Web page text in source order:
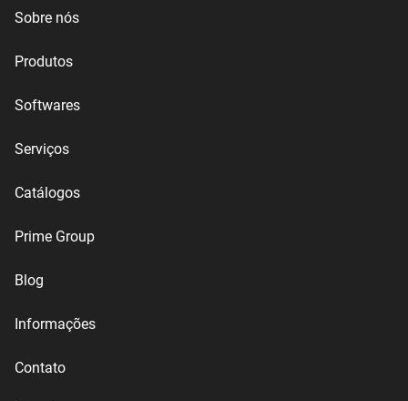
Sobre nós
Produtos
Softwares
Serviços
Catálogos
Prime Group
Blog
Informações
Contato